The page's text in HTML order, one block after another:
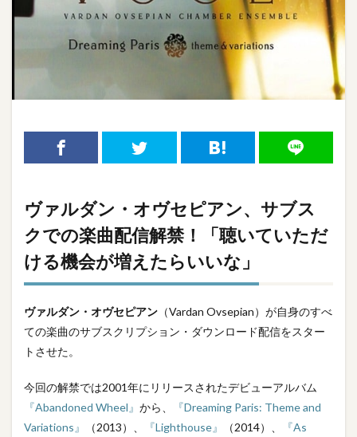
ヴァルダン・オヴセピアン、サブス
クでの楽曲配信解禁！「聴いていただ
ける機会が増えたらいいな」
ヴァルダン・オヴセピアン （Vardan Ovsepian）が自身のすべ
ての楽曲のサブスクリプション・ダウンロード配信をスター
トさせた。
今回の解禁では2001年にリリースされたデビューアルバム
『Abandoned Wheel』 から、
『Dreaming Paris: Theme and
Variations』
（2013）、 『Lighthouse』 （2014）、
『As